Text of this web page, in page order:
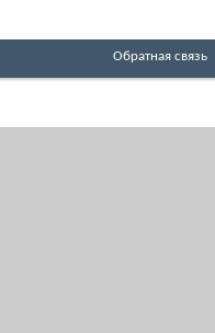
Обратная связь